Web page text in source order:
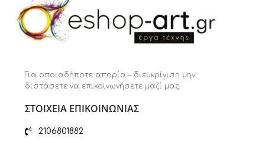
Για οποιαδήποτε απορία – διευκρίνιση μην
διστάσετε να επικοινωνήσετε μαζί μας
ΣΤΟΙΧΕΙΑ ΕΠΙΚΟΙΝΩΝΙΑΣ
2106801882